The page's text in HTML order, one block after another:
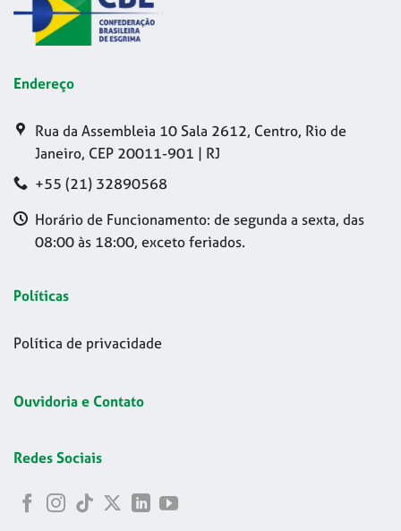
Endereço
Rua da Assembleia 10 Sala 2612, Centro, Rio de
Janeiro, CEP 20011-901 | RJ
+55 (21) 32890568
Horário de Funcionamento: de segunda a sexta, das
08:00 às 18:00, exceto feriados.
Políticas
Política de privacidade
Ouvidoria e Contato
Redes Sociais